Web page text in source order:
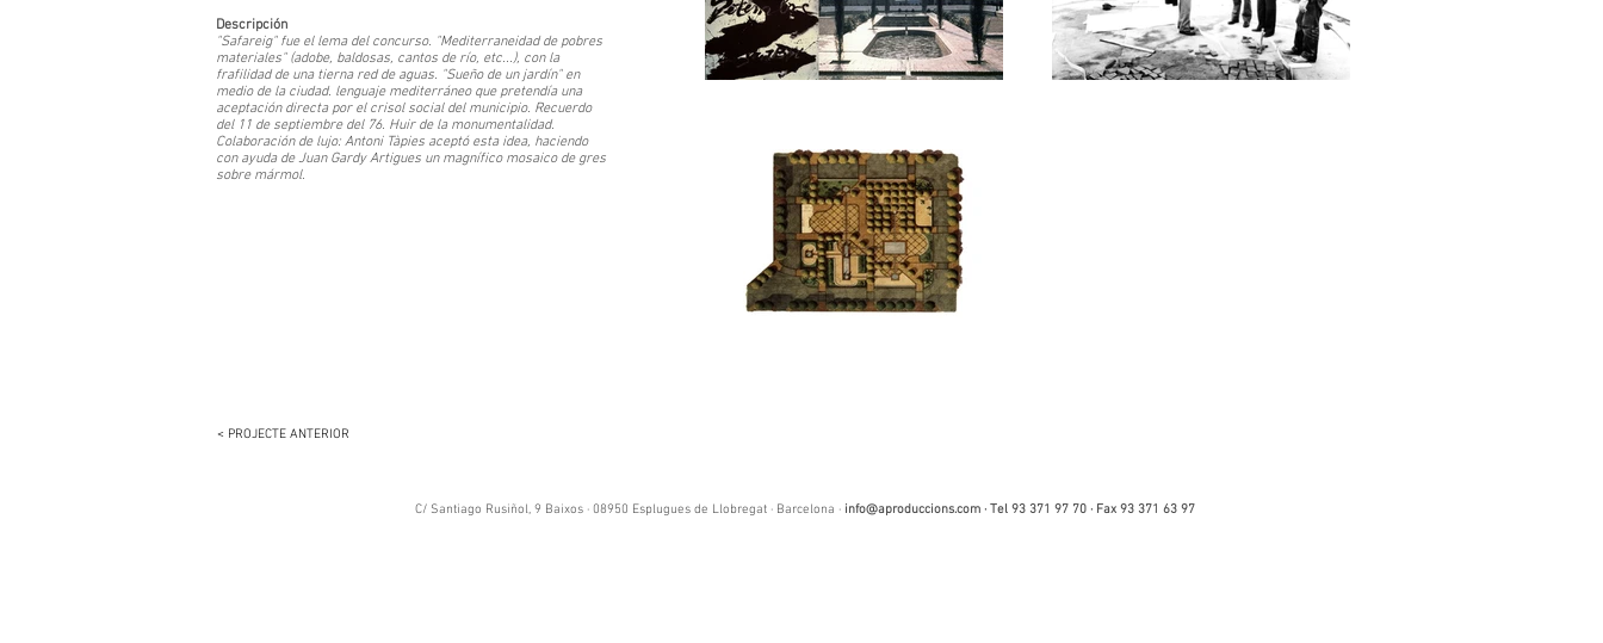
Descripción
"Safareig" fue el lema del concurso. "Mediterraneidad de pobres
materiales" (adobe, baldosas, cantos de río, etc...), con la
frafilidad de una tierna red de aguas. "Sueño de un jardín" en
medio de la ciudad. lenguaje mediterráneo que pretendía una
aceptación directa por el crisol social del municipio. Recuerdo
del 11 de septiembre del 76. Huir de la monumentalidad.
Colaboración de lujo: Antoni Tàpies aceptó esta idea, haciendo
con ayuda de Juan Gardy Artigues un magnífico mosaico de gres
sobre mármol.
< PROJECTE ANTERIOR
C/ Santiago Rusiñol, 9 Baixos · 08950 Esplugues de Llobregat · Barcelona · info@aproduccions.com· Tel 93 371 97 70 · Fax 93 371 63 97